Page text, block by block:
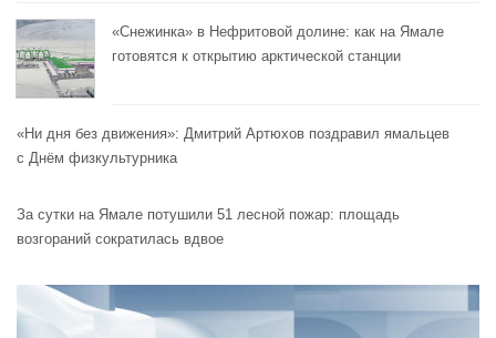
«Снежинка» в Нефритовой долине: как на Ямале
готовятся к открытию арктической станции
«Ни дня без движения»: Дмитрий Артюхов поздравил ямальцев
с Днём физкультурника
За сутки на Ямале потушили 51 лесной пожар: площадь
возгораний сократилась вдвое